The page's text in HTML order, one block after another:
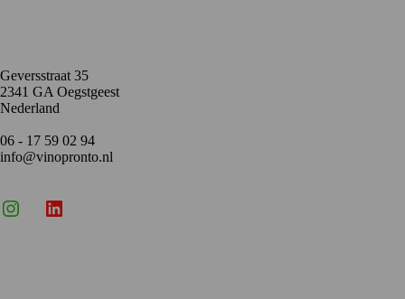
Geversstraat 35
2341 GA Oegstgeest
Nederland
06 - 17 59 02 94
info@vinopronto.nl
InstagramLinkedIn